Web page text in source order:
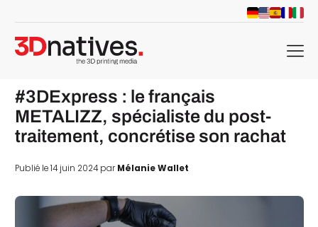
menu
#3DExpress : le français
METALIZZ, spécialiste du post-
traitement, concrétise son rachat
Publié le 14 juin 2024 parMélanie Wallet